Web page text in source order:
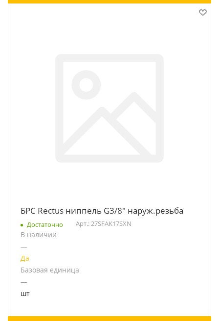
БРС Rectus ниппель G3/8" наруж.резьба
Достаточно Арт.: 27SFAK17SXN
В наличии
—
Да
Базовая единица
—
шт